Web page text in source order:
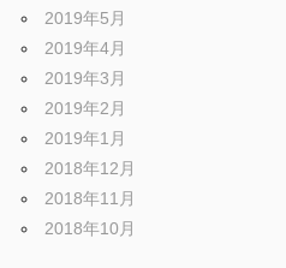
2019年5月
2019年4月
2019年3月
2019年2月
2019年1月
2018年12月
2018年11月
2018年10月